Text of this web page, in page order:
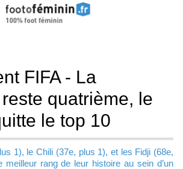
FIFA - La
quatrième, le
le top 10
1), le Chili (37e, plus 1), et les Fidji (68e,
meilleur rang de leur histoire au sein d’un